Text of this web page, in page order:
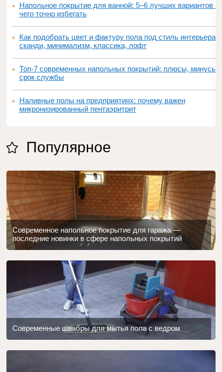
Напольное покрытие для ванной: 5–6 лучших вариантов и
чего точно избегать
Как подобрать цвет и фактуру пола под стиль интерьера:
сканди, минимализм, классика, лофт
Топ‑7 современных напольных покрытий: плюсы, минусы,
срок службы
Наливные полы на предприятиях: почему важен
микронизированный пентаэритрит
Популярное
Современное напольное покрытие для гаража —
последние новинки в сфере напольных покрытий
Современные швабры для мытья пола с ведром